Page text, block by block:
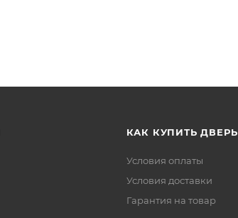
КАК КУПИТЬ ДВЕРЬ
Условия оплаты
Условия доставки
Гарантия на товар